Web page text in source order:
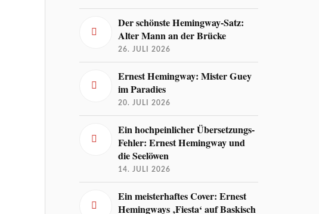
Der schönste Hemingway-Satz:
Alter Mann an der Brücke
26. JULI 2026
Ernest Hemingway: Mister Guey
im Paradies
20. JULI 2026
Ein hochpeinlicher Übersetzungs-
Fehler: Ernest Hemingway und
die Seelöwen
14. JULI 2026
Ein meisterhaftes Cover: Ernest
Hemingways ‚Fiesta‘ auf Baskisch